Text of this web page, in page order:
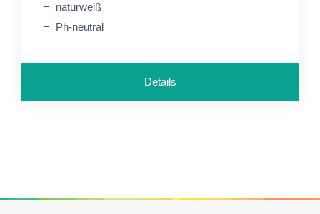
naturweiß
Ph-neutral
Details